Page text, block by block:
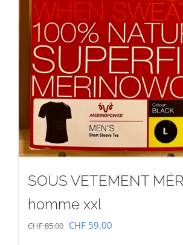
SOUS VETEMENT
homme xxl
CHF85.00 Le
CHF 59.00